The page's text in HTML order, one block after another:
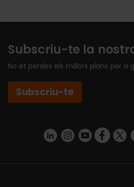
Subscriu-te la
No et perdes els millors plans per a
Subscriu-te
https://www.linkedin.com/company/turismo-valencia/mycompany/
https://https://https://